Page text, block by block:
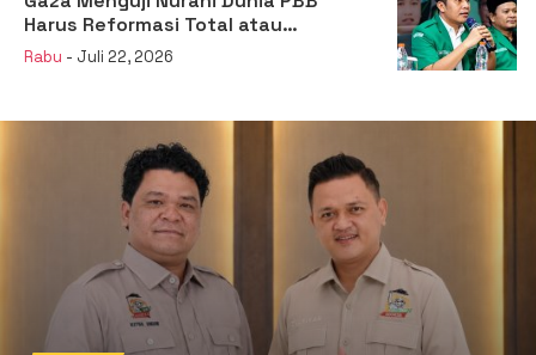
Harus Reformasi Total atau
Kehilangan Legitimasi
Rabu - Juli 22, 2026